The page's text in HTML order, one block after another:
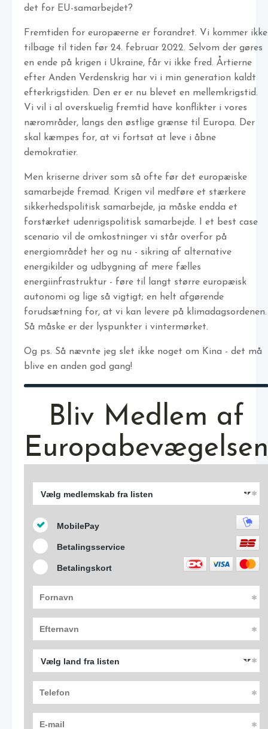
det for EU-samarbejdet?
Fremtiden for europæerne er forandret. Vi kommer ikke
tilbage til tiden før 24. februar 2022. Selvom der gøres
en ende på krigen i Ukraine, får vi ikke fred. Årtierne
efter Anden Verdenskrig har vi i min generation kaldt
efterkrigstiden. Den er er nu blevet en mellemkrigstid.
Vi vil i al overskuelig fremtid have konflikter i vores
nærområder, langs den østlige grænse til Europa. Der
skal kæmpes for, at vi fortsat at leve i åbne
demokratier.
Men kriserne driver som så ofte før det europæiske
samarbejde fremad. Krigen vil medføre et stærkere
sikkerhedspolitisk samarbejde, ja måske endda et
forstærket udenrigspolitisk samarbejde. I et best case
scenario vil de omkostninger vi står overfor på
energiområdet her og nu - sikring af alternative
energikilder og udbygning af mere fælles
energiinfrastruktur - føre til langt større europæisk
autonomi og lige så vigtigt; en helt afgørende
forudsætning for, at vi kan levere på klimadagsordenen.
Så måske er der lyspunkter i vintermørket.
Og ps. Så nævnte jeg slet ikke noget om Kina - det må
blive en anden god gang!
Bliv Medlem af
Europabevægelsen